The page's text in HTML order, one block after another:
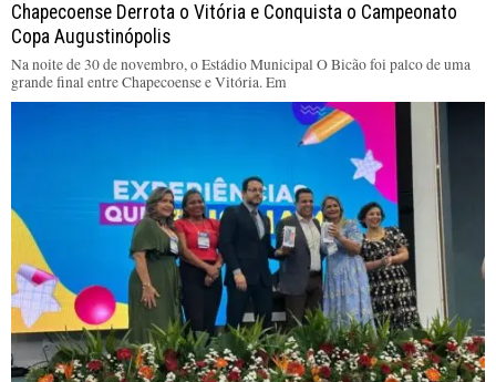
Chapecoense Derrota o Vitória e Conquista o Campeonato
Copa Augustinópolis
Na noite de 30 de novembro, o Estádio Municipal O Bicão foi palco de uma
grande final entre Chapecoense e Vitória. Em